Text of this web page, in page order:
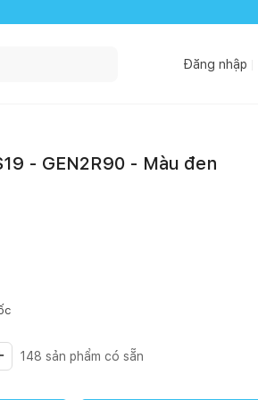
Đăng nhập
- GEN2R90 - Màu đen
148 sản phẩm có sẵn